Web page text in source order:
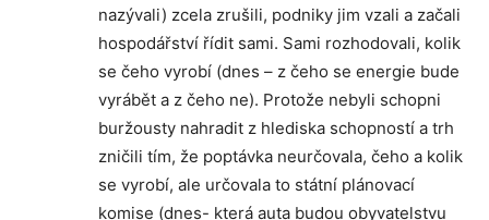
nazývali) zcela zrušili, podniky jim vzali a začali
hospodářství řídit sami. Sami rozhodovali, kolik
se čeho vyrobí (dnes – z čeho se energie bude
vyrábět a z čeho ne). Protože nebyli schopni
buržousty nahradit z hlediska schopností a trh
zničili tím, že poptávka neurčovala, čeho a kolik
se vyrobí, ale určovala to státní plánovací
komise (dnes- která auta budou obyvatelstvu